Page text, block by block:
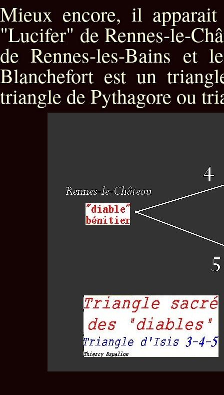
Mieux encore, il
"Lucifer" de Rennes-le-
de Rennes-les-Bains et
Blanchefort est un
triangle de Pythagore ou